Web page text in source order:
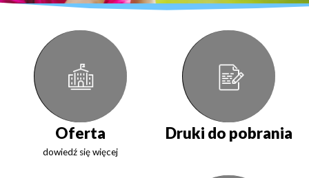
Oferta
dowiedź się więcej
Druki do pobrania